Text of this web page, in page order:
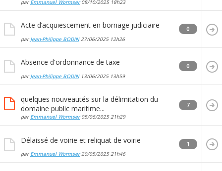
par Emmanuel Wormser08/10/2025 18h23
Acte d’acquiescement en bornage judiciaire
par Jean-Philippe BODIN27/06/2025 12h26
0
Absence d'ordonnance de taxe
par Jean-Philippe BODIN13/06/2025 13h59
0
quelques nouveautés sur la délimitation du
domaine public maritime...
par Emmanuel Wormser05/06/202521h29
7
Délaissé de voirie et reliquat de voirie
par Emmanuel Wormser20/05/202521h46
1